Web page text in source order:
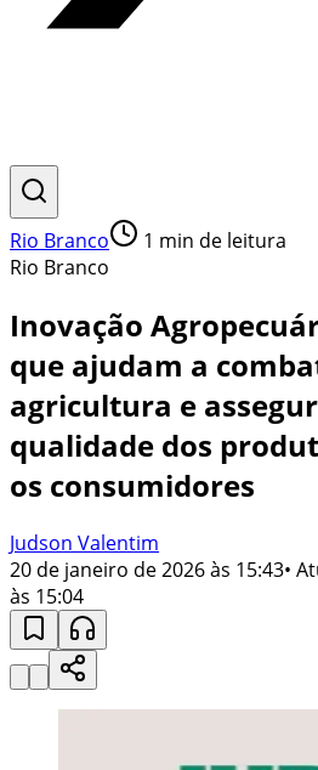
Rio Branco 1 min de leitura
Rio Branco
Inovação
que ajudam a
agricultura e
qualidade dos
os consumidores
Judson Valentim
20 de janeiro de 2026 às 15:43•
às 15:04